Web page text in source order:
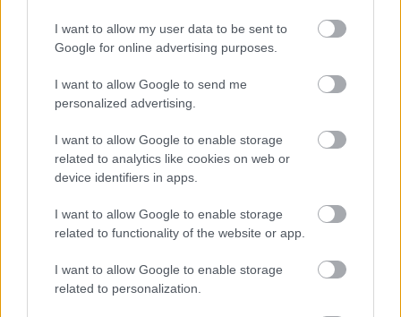
I want to allow my user data to be sent to
Google for online advertising purposes.
I want to allow Google to send me
personalized advertising.
I want to allow Google to enable storage
related to analytics like cookies on web or
device identifiers in apps.
I want to allow Google to enable storage
related to functionality of the website or app.
I want to allow Google to enable storage
related to personalization.
csomópont épül Angyalföldön
Másfélszeresére bővítik
Hódmezővásárhely jó hírű református
Látványos építési szakasz indult be a
Flórián téri felüljárón